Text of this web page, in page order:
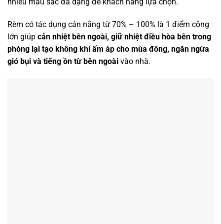
nhiều màu sắc đa dạng để khách hàng lựa chọn.
Rèm có tác dụng cản nắng từ 70% – 100% là 1 điểm cộng
lớn giúp cản nhiệt bên ngoài, giữ nhiệt điều hòa bên trong
phòng lại tạo không khí ấm áp cho mùa đông, ngăn ngừa
gió bụi và tiếng ồn từ bên ngoài vào nhà.